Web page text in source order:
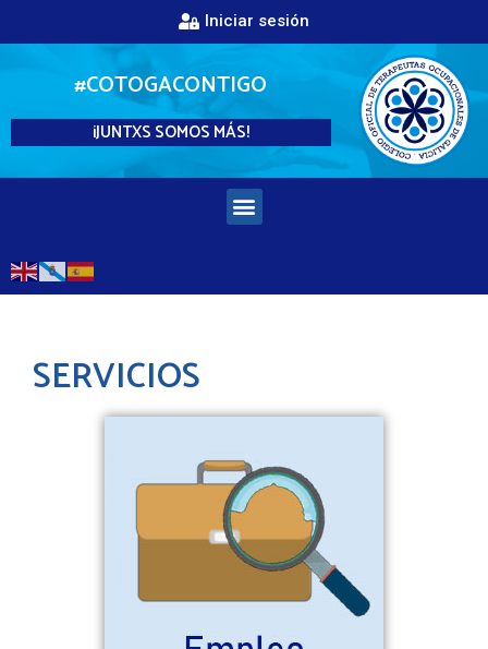
Iniciar sesión
#COTOGACONTIGO
¡JUNTXS SOMOS MÁS!
SERVICIOS